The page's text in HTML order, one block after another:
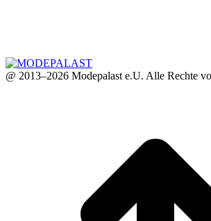
@ 2013–2026 Modepalast e.U. Alle Rechte